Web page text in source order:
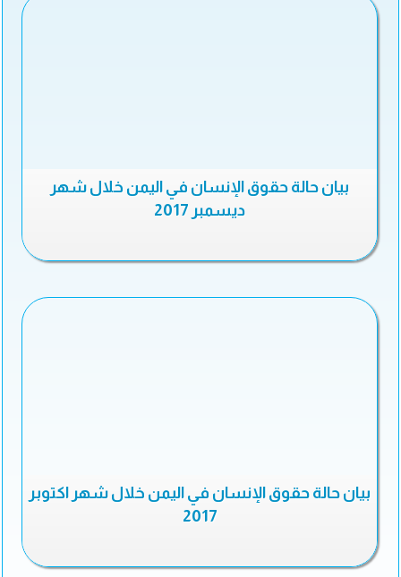
بيان حالة حقوق الإنسان في اليمن خلال شهر
ديسمبر 2017
بيان حالة حقوق الإنسان في اليمن خلال شهر اكتوبر
2017